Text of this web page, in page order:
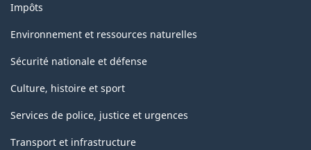
Impôts
Environnement et ressources naturelles
Sécurité nationale et défense
Culture, histoire et sport
Services de police, justice et urgences
Transport et infrastructure